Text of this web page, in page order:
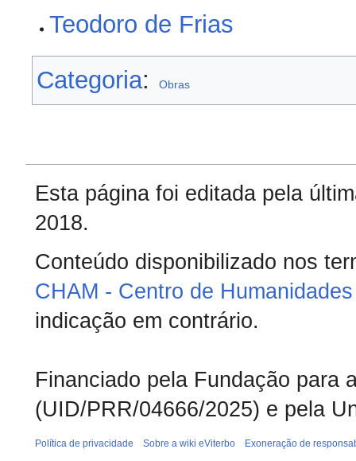
Teodoro de Frias
Categoria: Obras
Esta página foi editada pela
2018.
Conteúdo disponibilizado nos
CHAM - Centro de
indicação em contrário.
Financiado pela Fundação para
(UID/PRR/04666/2025) e pela
Política de privacidade Sobre a wiki eViterbo Exoneração de